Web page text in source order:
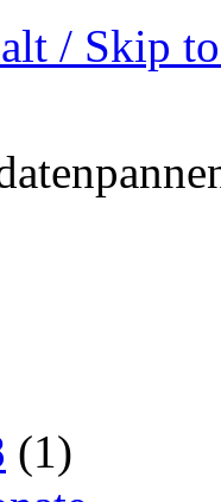
/ Skip
(1)